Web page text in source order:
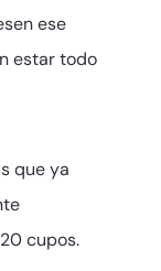
ese
estar todo
que ya
cupos.